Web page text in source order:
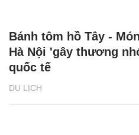
DU LỊCH
Bánh tôm hồ Tây -
Hà Nội 'gây thương
quốc tế